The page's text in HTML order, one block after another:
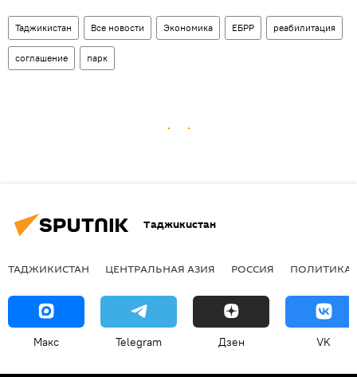
Таджикистан Все новости Экономика ЕБРР реабилитация
соглашение парк
Таджикистан
ТАДЖИКИСТАН ЦЕНТРАЛЬНАЯ АЗИЯ РОССИЯ ПОЛИТИКА
Макс Telegram Дзен VK